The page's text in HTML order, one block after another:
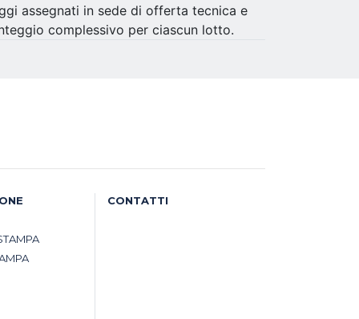
assegnati in sede di offerta tecnica e
complessivo per ciascun lotto.
CONTATTI